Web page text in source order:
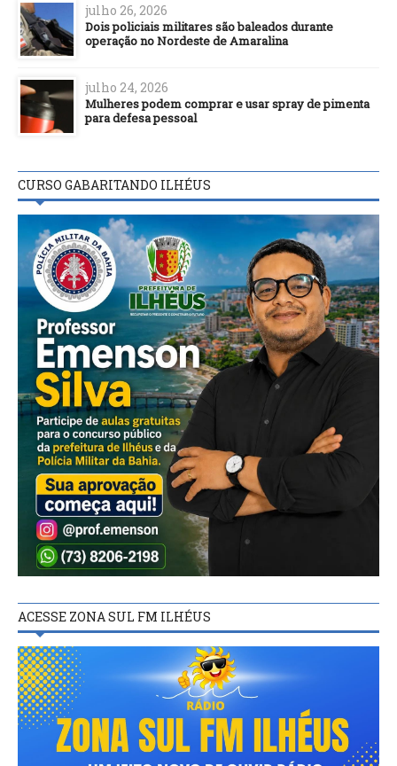
julho 26, 2026
Dois policiais militares são baleados durante
operação no Nordeste de Amaralina
julho 24, 2026
Mulheres podem comprar e usar spray de pimenta
para defesa pessoal
CURSO GABARITANDO ILHÉUS
ACESSE ZONA SUL FM ILHÉUS